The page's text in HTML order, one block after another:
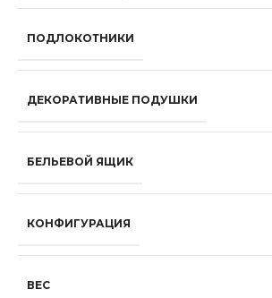
ПОДЛОКОТНИКИ
ДЕКОРАТИВНЫЕ ПОДУШКИ
БЕЛЬЕВОЙ ЯЩИК
КОНФИГУРАЦИЯ
ВЕС